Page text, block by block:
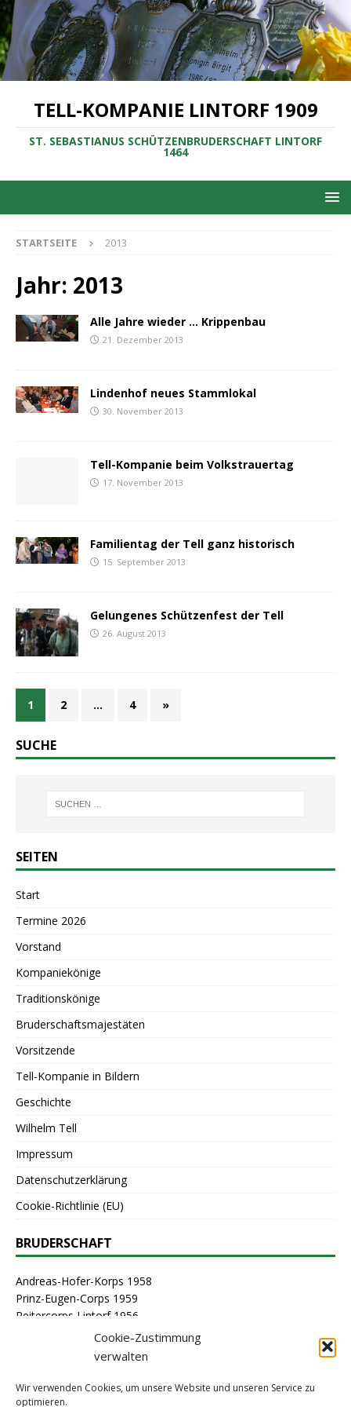
Cookie-Zustimmung
verwalten
Wir verwenden Cookies, um unsere Website und unseren Service zu
optimieren.
TELL-KOMPANIE LINTORF 1909
ST. SEBASTIANUS SCHÜTZENBRUDERSCHAFT LINTORF
1464
STARTSEITE 2013
Jahr: 2013
Alle Jahre wieder … Krippenbau
21. Dezember 2013
Lindenhof neues Stammlokal
30. November 2013
Tell-Kompanie beim Volkstrauertag
17. November 2013
Familientag der Tell ganz historisch
15. September 2013
Gelungenes Schützenfest der Tell
26. August 2013
1 2 … 4 »
SUCHE
SEITEN
Start
Termine 2026
Vorstand
Kompaniekönige
Traditionskönige
Bruderschaftsmajestäten
Vorsitzende
Tell-Kompanie in Bildern
Geschichte
Wilhelm Tell
Impressum
Datenschutzerklärung
Cookie-Richtlinie (EU)
BRUDERSCHAFT
Andreas-Hofer-Korps 1958
Prinz-Eugen-Corps 1959
Reitercorps Lintorf 1956
St. Georg-Corps 1963
St. Lambertus-Corps 1976
Stammcorps 1963